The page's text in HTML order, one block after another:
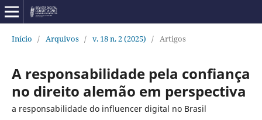
Início / Arquivos / v. 18 n. 2 (2025) / Artigos
A responsabilidade pela confiança
no direito alemão em perspectiva
a responsabilidade do influencer digital no Brasil